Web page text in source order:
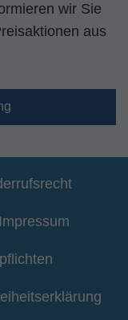
wir Sie
aus
Impressum